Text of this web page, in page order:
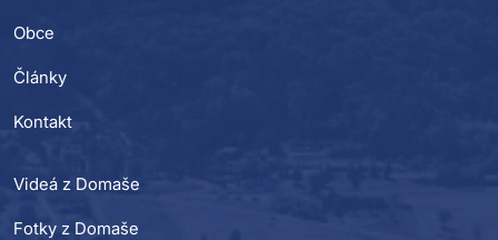
Obce
Články
Kontakt
Videá z Domaše
Fotky z Domaše